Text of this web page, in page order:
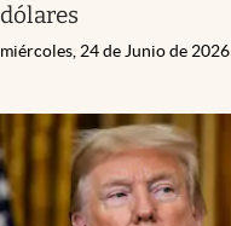
dólares
miércoles, 24 de Junio de 2026